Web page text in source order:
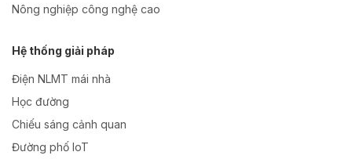
Nông nghiệp công nghệ cao
Hệ thống giải pháp
Điện NLMT mái nhà
Học đường
Chiếu sáng cảnh quan
Đường phố IoT